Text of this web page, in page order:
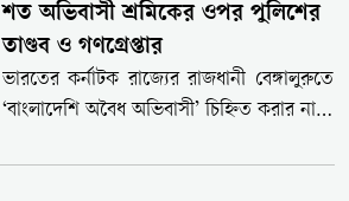
শত অভিবাসী শ্রমিকের ওপর পুলিশের
তাণ্ডব ও গণগ্রেপ্তার
ভারতের কর্নাটক রাজ্যের রাজধানী বেঙ্গালুরুতে
‘বাংলাদেশি অবৈধ অভিবাসী’ চিহ্নিত করার নামে
অভিযান চালিয়েছে স্থানীয় পুলিশ। শনিবার (৮